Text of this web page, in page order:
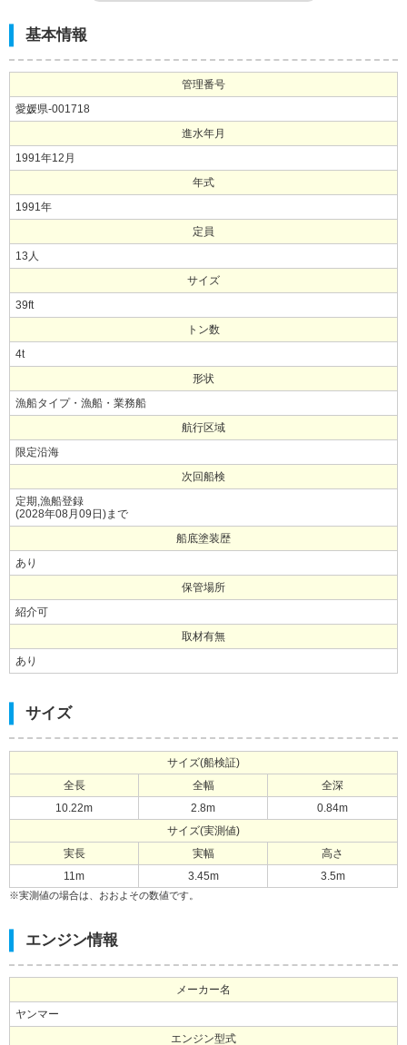
基本情報
管理番号
愛媛県-001718
進水年月
1991年12月
年式
1991年
定員
13人
サイズ
39ft
トン数
4t
形状
漁船タイプ・漁船・業務船
航行区域
限定沿海
次回船検
定期,漁船登録
(2028年08月09日)まで
船底塗装歴
あり
保管場所
紹介可
取材有無
あり
サイズ
サイズ(船検証)
全長
全幅
全深
10.22m
2.8m
0.84m
サイズ(実測値)
実長
実幅
高さ
11m
3.45m 3.5m
※実測値の場合は、おおよその数値です。
エンジン情報
メーカー名
ヤンマー
エンジン型式